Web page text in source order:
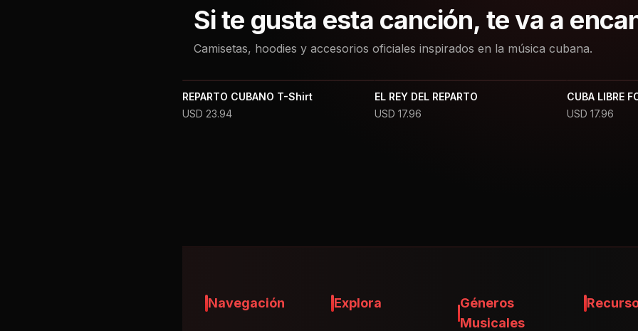
Si te gusta esta canción, te va a
Camisetas, hoodies y accesorios oficiales inspirados en la música cubana.
REPARTO CUBANO T-Shirt
USD 23.94
EL REY DEL REPARTO
USD 17.96
CUBA LIBRE
USD 17.96
Navegación Explora
Géneros
Musicales